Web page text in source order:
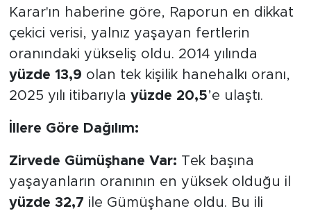
Karar'ın haberine göre, Raporun en dikkat
çekici verisi, yalnız yaşayan fertlerin
oranındaki yükseliş oldu. 2014 yılında
yüzde 13,9 olan tek kişilik hanehalkı oranı,
2025 yılı itibarıyla yüzde 20,5’e ulaştı.
İllere Göre Dağılım:
Zirvede Gümüşhane Var: Tek başına
yaşayanların oranının en yüksek olduğu il
yüzde 32,7 ile Gümüşhane oldu. Bu ili
FOTO GALERİ
VİDEOLAR
ALINTI YAZARLAR